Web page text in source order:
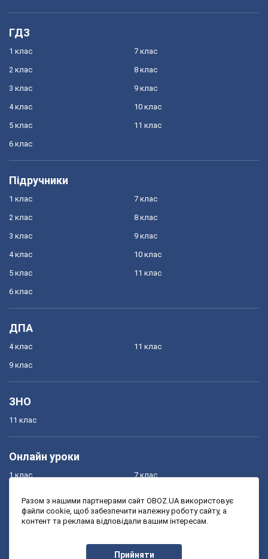
ГДЗ
1 клас
2 клас
3 клас
4 клас
5 клас
6 клас
7 клас
8 клас
9 клас
10 клас
11 клас
Підручники
1 клас
2 клас
3 клас
4 клас
5 клас
6 клас
7 клас
8 клас
9 клас
10 клас
11 клас
ДПА
4 клас
9 клас
11 клас
ЗНО
11 клас
Онлайн уроки
1 клас
3 клас
7 клас
9 клас
Разом з нашими партнерами сайт OBOZ.UA використовує
файли cookie, щоб забезпечити належну роботу сайту, а
контент та реклама відповідали вашим інтересам.
Прийняти